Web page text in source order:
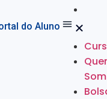
do Aluno